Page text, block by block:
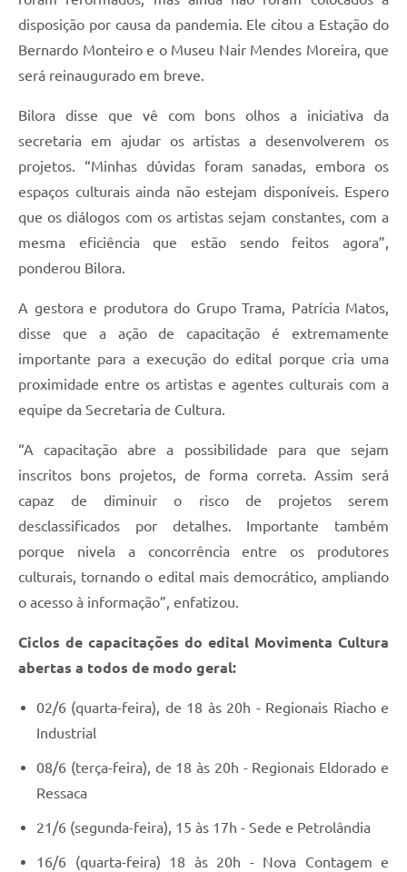
disposição por causa da pandemia. Ele citou a Estação do
Bernardo Monteiro e o Museu Nair Mendes Moreira, que
será reinaugurado em breve.
Bilora disse que vê com bons olhos a iniciativa da
secretaria em ajudar os artistas a desenvolverem os
projetos. “Minhas dúvidas foram sanadas, embora os
espaços culturais ainda não estejam disponíveis. Espero
que os diálogos com os artistas sejam constantes, com a
mesma eficiência que estão sendo feitos agora”,
ponderou Bilora.
A gestora e produtora do Grupo Trama, Patrícia Matos,
disse que a ação de capacitação é extremamente
importante para a execução do edital porque cria uma
proximidade entre os artistas e agentes culturais com a
equipe da Secretaria de Cultura.
“A capacitação abre a possibilidade para que sejam
inscritos bons projetos, de forma correta. Assim será
capaz de diminuir o risco de projetos serem
desclassificados por detalhes. Importante também
porque nivela a concorrência entre os produtores
culturais, tornando o edital mais democrático, ampliando
o acesso à informação”, enfatizou.
Ciclos de capacitações do edital Movimenta Cultura
abertas a todos de modo geral:
02/6 (quarta-feira), de 18 às 20h - Regionais Riacho e
Industrial
08/6 (terça-feira), de 18 às 20h - Regionais Eldorado e
Ressaca
21/6 (segunda-feira), 15 às 17h - Sede e Petrolândia
16/6 (quarta-feira) 18 às 20h - Nova Contagem e